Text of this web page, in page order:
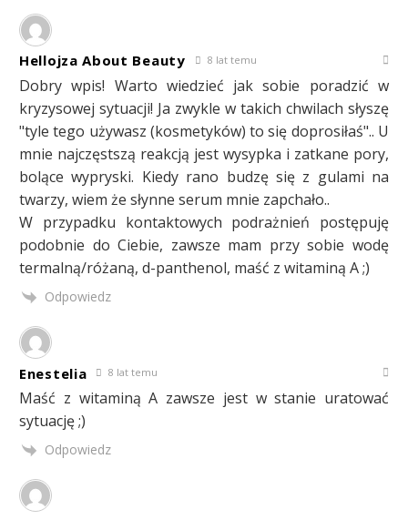
Hellojza About Beauty 8 lat temu
Dobry wpis! Warto wiedzieć jak sobie poradzić w
kryzysowej sytuacji! Ja zwykle w takich chwilach słyszę
"tyle tego używasz (kosmetyków) to się doprosiłaś".. U
mnie najczęstszą reakcją jest wysypka i zatkane pory,
bolące wypryski. Kiedy rano budzę się z gulami na
twarzy, wiem że słynne serum mnie zapchało..
W przypadku kontaktowych podrażnień postępuję
podobnie do Ciebie, zawsze mam przy sobie wodę
termalną/różaną, d-panthenol, maść z witaminą A ;)
Odpowiedz
Enestelia 8 lat temu
Maść z witaminą A zawsze jest w stanie uratować
sytuację ;)
Odpowiedz